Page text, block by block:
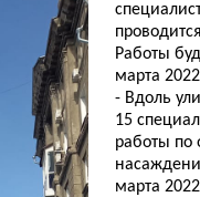
Работы
марта
- Вдоль
15
работы
марта